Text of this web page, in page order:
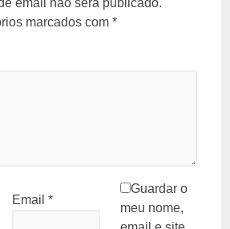
email não será publicado.
marcados com*
Email *
Guardar o
meu nome,